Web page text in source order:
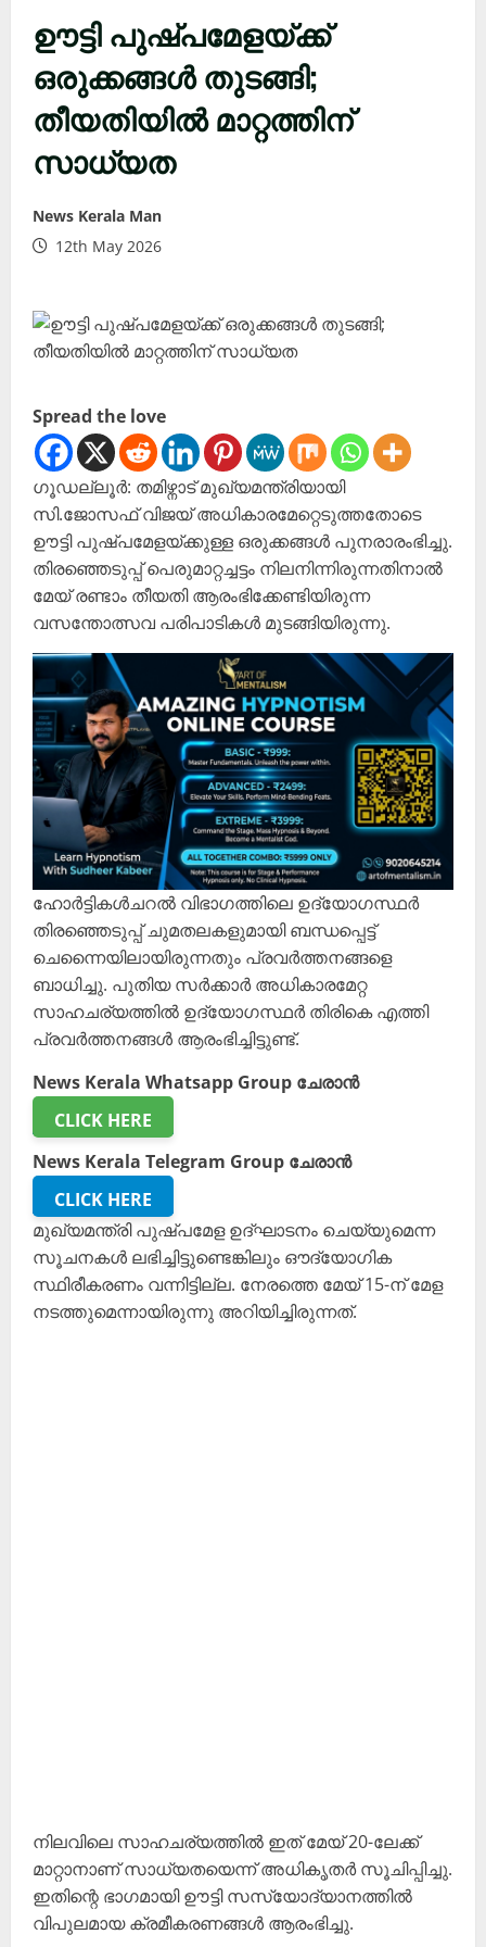
ഊട്ടി പുഷ്പമേളയ്ക്ക്
ഒരുക്കങ്ങൾ തുടങ്ങി;
തീയതിയിൽ മാറ്റത്തിന്
സാധ്യത
News Kerala Man
12th May 2026
Spread the love
ഗൂഡല്ലൂർ: തമിഴ്നാട് മുഖ്യമന്ത്രിയായി
സി.ജോസഫ് വിജയ് അധികാരമേറ്റെടുത്തതോടെ
ഊട്ടി പുഷ്പമേളയ്ക്കുള്ള ഒരുക്കങ്ങൾ പുനരാരംഭിച്ചു.
തിരഞ്ഞെടുപ്പ് പെരുമാറ്റച്ചട്ടം നിലനിന്നിരുന്നതിനാൽ
മേയ് രണ്ടാം തീയതി ആരംഭിക്കേണ്ടിയിരുന്ന
വസന്തോത്സവ പരിപാടികൾ മുടങ്ങിയിരുന്നു.
ഹോർട്ടികൾചറൽ വിഭാഗത്തിലെ ഉദ്യോഗസ്ഥർ
തിരഞ്ഞെടുപ്പ് ചുമതലകളുമായി ബന്ധപ്പെട്ട്
ചെന്നൈയിലായിരുന്നതും പ്രവർത്തനങ്ങളെ
ബാധിച്ചു. പുതിയ സർക്കാർ അധികാരമേറ്റ
സാഹചര്യത്തിൽ ഉദ്യോഗസ്ഥർ തിരികെ എത്തി
പ്രവർത്തനങ്ങൾ ആരംഭിച്ചിട്ടുണ്ട്.
News Kerala Whatsapp Group ചേരാൻ
CLICK HERE
News Kerala Telegram Group ചേരാൻ
CLICK HERE
മുഖ്യമന്ത്രി പുഷ്പമേള ഉദ്ഘാടനം ചെയ്യുമെന്ന
സൂചനകൾ ലഭിച്ചിട്ടുണ്ടെങ്കിലും ഔദ്യോഗിക
സ്ഥിരീകരണം വന്നിട്ടില്ല. നേരത്തെ മേയ് 15-ന് മേള
നടത്തുമെന്നായിരുന്നു അറിയിച്ചിരുന്നത്.
നിലവിലെ സാഹചര്യത്തിൽ ഇത് മേയ് 20-ലേക്ക്
മാറ്റാനാണ് സാധ്യതയെന്ന് അധികൃതർ സൂചിപ്പിച്ചു.
ഇതിന്റെ ഭാഗമായി ഊട്ടി സസ്യോദ്യാനത്തിൽ
വിപുലമായ ക്രമീകരണങ്ങൾ ആരംഭിച്ചു.